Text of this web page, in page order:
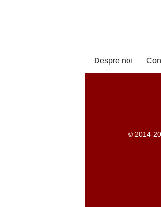
Despre noi
© 2014-